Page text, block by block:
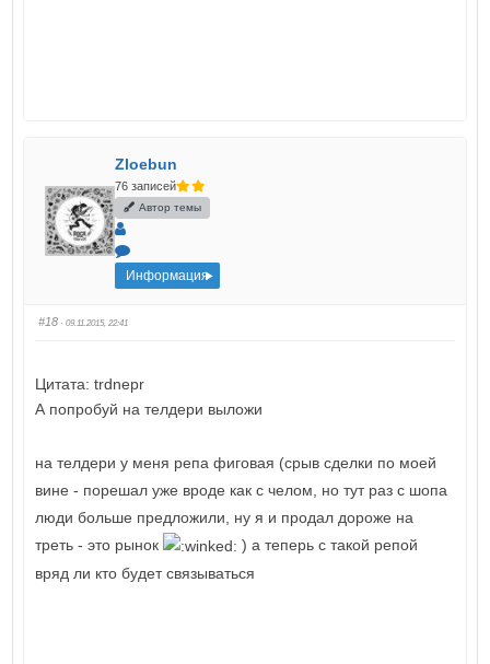
Zloebun
76 записей
Автор темы
Информация
#18 · 09.11.2015, 22:41
Цитата: trdnepr
А попробуй на телдери выложи
на телдери у меня репа фиговая (срыв сделки по моей
вине - порешал уже вроде как с челом, но тут раз с шопа
люди больше предложили, ну я и продал дороже на
треть - это рынок
) а теперь с такой репой
вряд ли кто будет связываться